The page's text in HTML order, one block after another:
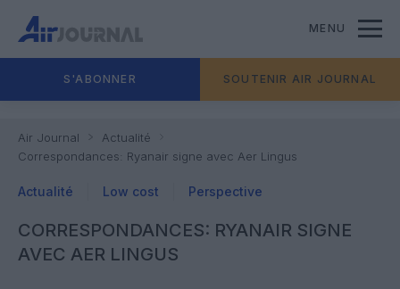
MENU
S'ABONNER SOUTENIR AIR JOURNAL
Air Journal
Actualité
Correspondances: Ryanair signe avec Aer Lingus
Actualité Low cost Perspective
CORRESPONDANCES: RYANAIR SIGNE
AVEC AER LINGUS